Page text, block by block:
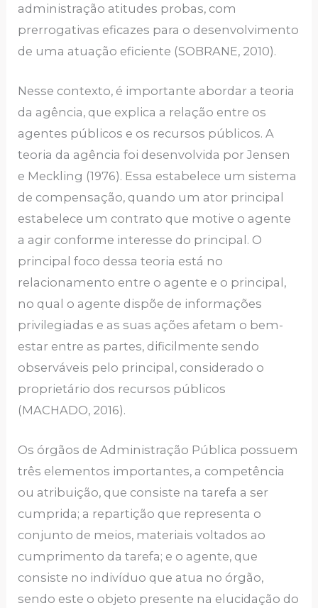
administração atitudes probas, com
prerrogativas eficazes para o desenvolvimento
de uma atuação eficiente (SOBRANE, 2010).
Nesse contexto, é importante abordar a teoria
da agência, que explica a relação entre os
agentes públicos e os recursos públicos. A
teoria da agência foi desenvolvida por Jensen
e Meckling (1976). Essa estabelece um sistema
de compensação, quando um ator principal
estabelece um contrato que motive o agente
a agir conforme interesse do principal. O
principal foco dessa teoria está no
relacionamento entre o agente e o principal,
no qual o agente dispõe de informações
privilegiadas e as suas ações afetam o bem-
estar entre as partes, dificilmente sendo
observáveis pelo principal, considerado o
proprietário dos recursos públicos
(MACHADO, 2016).
Os órgãos de Administração Pública possuem
três elementos importantes, a competência
ou atribuição, que consiste na tarefa a ser
cumprida; a repartição que representa o
conjunto de meios, materiais voltados ao
cumprimento da tarefa; e o agente, que
consiste no indivíduo que atua no órgão,
sendo este o objeto presente na elucidação do